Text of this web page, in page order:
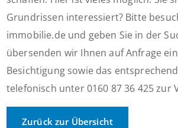
Grundrissen interessiert? Bitte
immobilie.de und geben Sie in der
übersenden wir Ihnen auf Anfrage
Besichtigung sowie das
telefonisch unter 0160 87 36 425 zur
Zurück zur Übersicht